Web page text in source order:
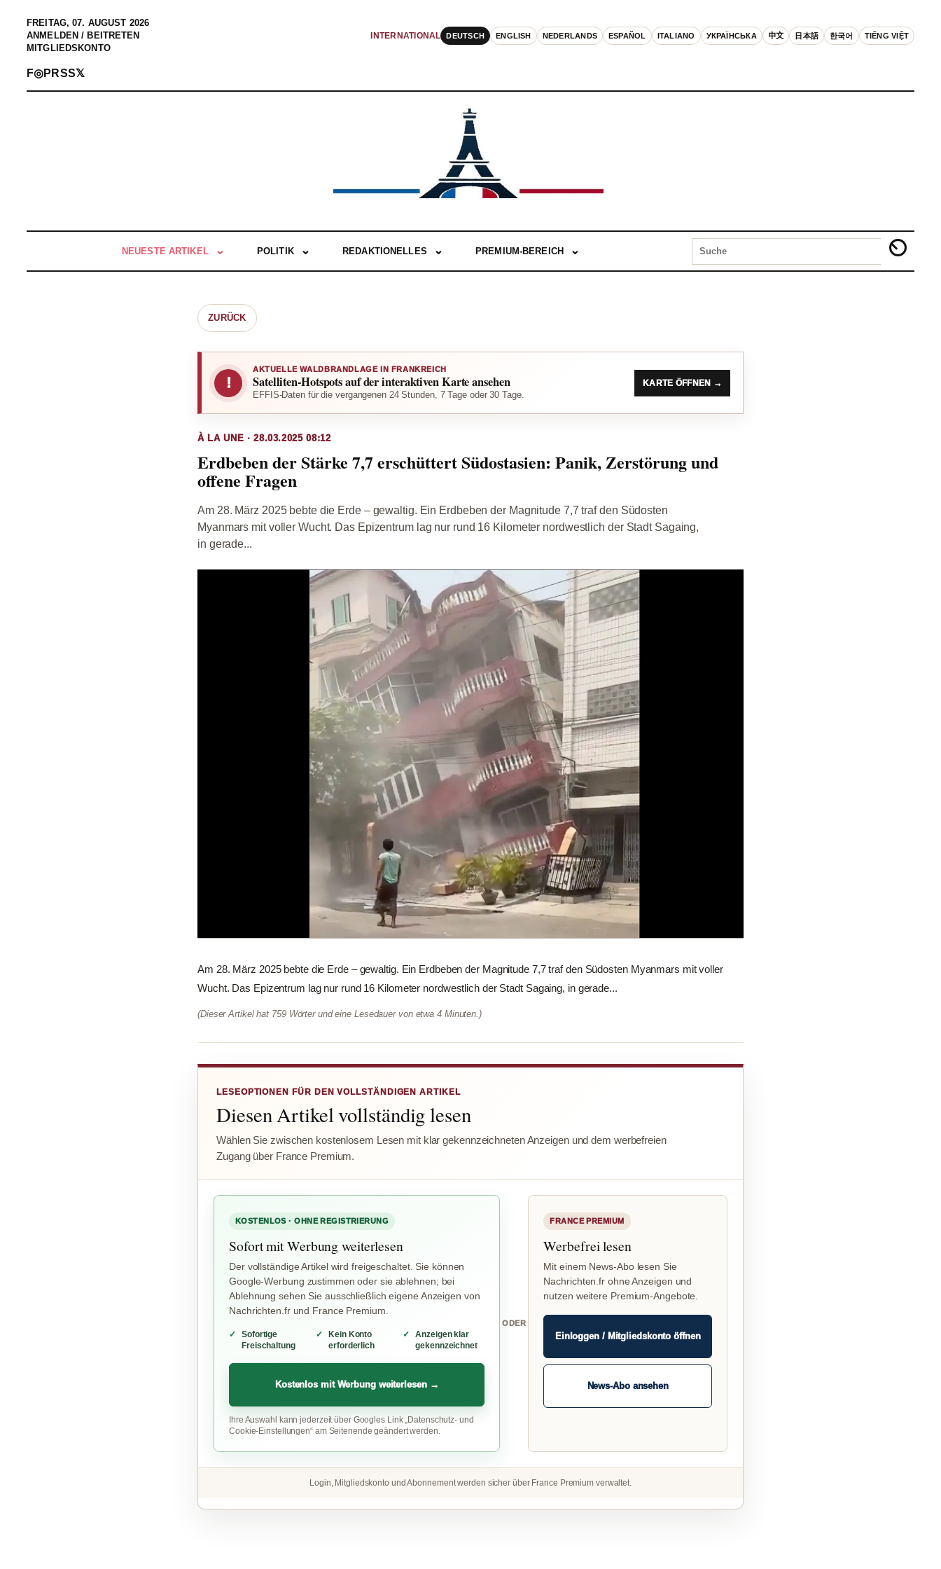
FREITAG, 07. AUGUST 2026
ANMELDEN / BEITRETEN
MITGLIEDSKONTO
INTERNATIONAL DEUTSCH ENGLISH NEDERLANDS ESPAÑOL ITALIANO УКРАЇНСЬКА 中文 日本語 한국어 TIẾNG VIỆT
F◎PRSS𝕏
NEUESTE ARTIKEL POLITIK REDAKTIONELLES PREMIUM-BEREICH
ZURÜCK
!
AKTUELLE WALDBRANDLAGE IN FRANKREICH
Satelliten-Hotspots auf der interaktiven Karte ansehen
EFFIS-Daten für die vergangenen 24 Stunden, 7 Tage oder 30 Tage.
KARTE ÖFFNEN →
À LA UNE · 28.03.2025 08:12
Erdbeben der Stärke 7,7 erschüttert Südostasien: Panik, Zerstörung und
offene Fragen
Am 28. März 2025 bebte die Erde – gewaltig. Ein Erdbeben der Magnitude 7,7 traf den Südosten
Myanmars mit voller Wucht. Das Epizentrum lag nur rund 16 Kilometer nordwestlich der Stadt Sagaing,
in gerade...
Am 28. März 2025 bebte die Erde – gewaltig. Ein Erdbeben der Magnitude 7,7 traf den Südosten Myanmars mit voller
Wucht. Das Epizentrum lag nur rund 16 Kilometer nordwestlich der Stadt Sagaing, in gerade...
(Dieser Artikel hat 759 Wörter und eine Lesedauer von etwa 4 Minuten.)
LESEOPTIONEN FÜR DEN VOLLSTÄNDIGEN ARTIKEL
Diesen Artikel vollständig lesen
Wählen Sie zwischen kostenlosem Lesen mit klar gekennzeichneten Anzeigen und dem werbefreien
Zugang über France Premium.
KOSTENLOS · OHNE REGISTRIERUNG
Sofort mit Werbung weiterlesen
Der vollständige Artikel wird freigeschaltet. Sie können
Google-Werbung zustimmen oder sie ablehnen; bei
Ablehnung sehen Sie ausschließlich eigene Anzeigen von
Nachrichten.fr und France Premium.
Sofortige
Freischaltung
Kein Konto
erforderlich
Anzeigen klar
gekennzeichnet
Kostenlos mit Werbung weiterlesen →
Ihre Auswahl kann jederzeit über Googles Link „Datenschutz- und
Cookie-Einstellungen“ am Seitenende geändert werden.
ODER
FRANCE PREMIUM
Werbefrei lesen
Mit einem News-Abo lesen Sie
Nachrichten.fr ohne Anzeigen und
nutzen weitere Premium-Angebote.
Einloggen / Mitgliedskonto öffnen
News-Abo ansehen
Login, Mitgliedskonto und Abonnement werden sicher über France Premium verwaltet.